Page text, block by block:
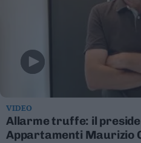
VIDEO
Allarme truffe: il
Appartamenti Maurizio